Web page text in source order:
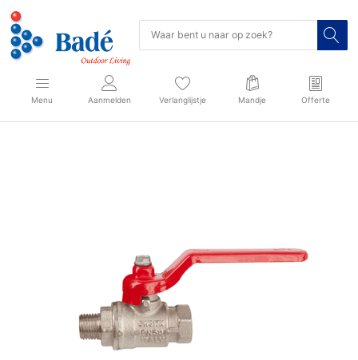
Menu Aanmelden Verlanglijstje Mandje Offerte